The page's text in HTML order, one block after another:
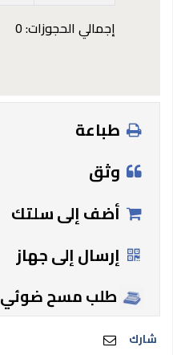
إجمالي الحجوزات: 0
طباعة
وثق
أضف إلى سلتك
إرسال إلى جهاز
طلب مسح ضوئي
شارك